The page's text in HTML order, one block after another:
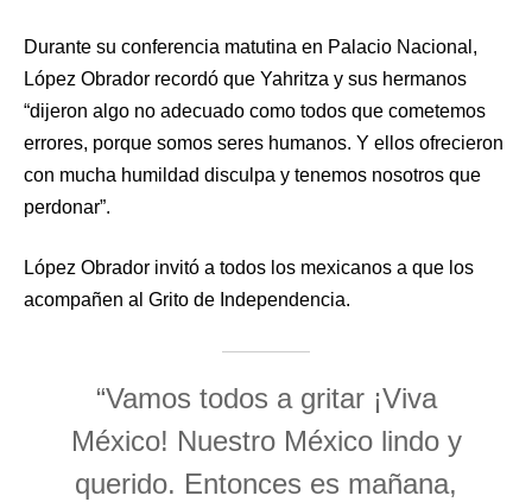
Durante su conferencia matutina en Palacio Nacional,
López Obrador recordó que Yahritza y sus hermanos
“dijeron algo no adecuado como todos que cometemos
errores, porque somos seres humanos. Y ellos ofrecieron
con mucha humildad disculpa y tenemos nosotros que
perdonar”.
López Obrador invitó a todos los mexicanos a que los
acompañen al Grito de Independencia.
“Vamos todos a gritar ¡Viva
México! Nuestro México lindo y
querido. Entonces es mañana,